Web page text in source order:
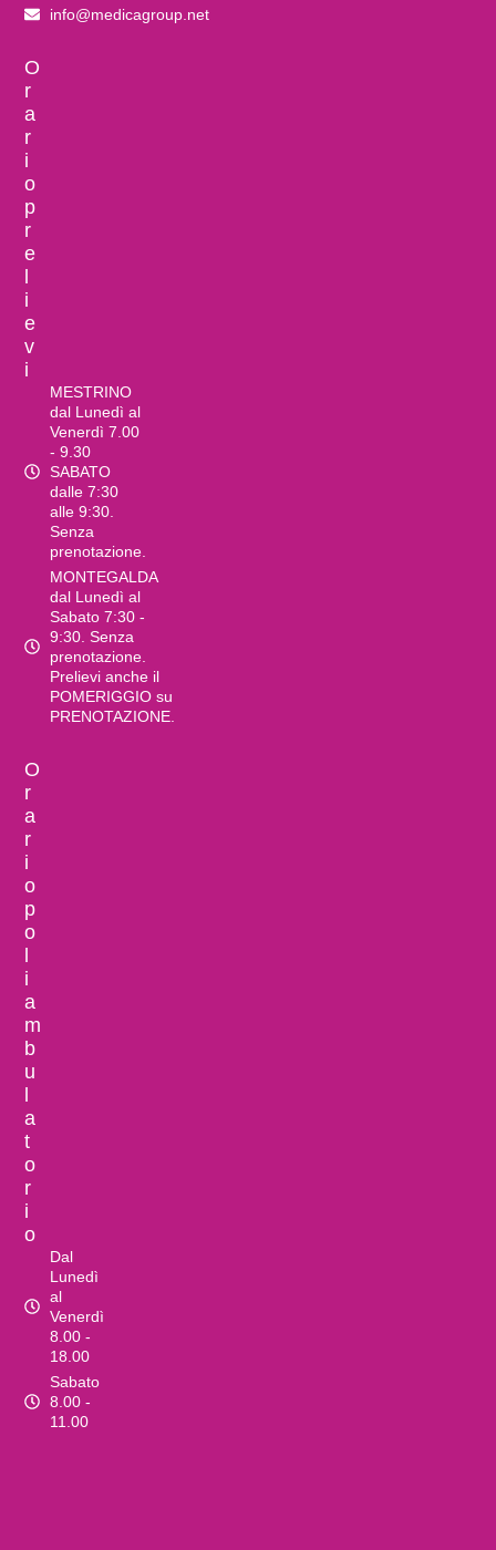
info@medicagroup.net
O
r
a
r
i
o
p
r
e
i
e
v
i
MESTRINO
dal Lunedì al
Venerdì 7.00
- 9.30
SABATO
dalle 7:30
alle 9:30.
Senza
prenotazione.
MONTEGALDA
dal Lunedì al
Sabato 7:30 -
9:30. Senza
prenotazione.
Prelievi anche il
POMERIGGIO su
PRENOTAZIONE.
O
r
a
r
i
o
p
o
i
a
m
b
u
a
t
o
r
i
o
Dal
Lunedì
al
Venerdì
8.00 -
18.00
Sabato
8.00 -
11.00